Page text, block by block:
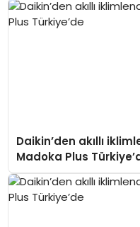
Daikin’den akıllı
Madoka Plus